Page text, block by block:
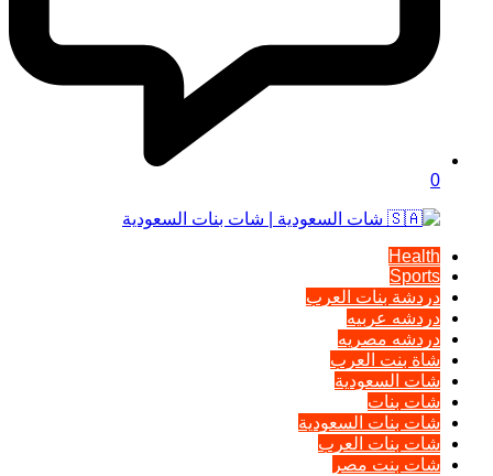
0
Health
Sports
دردشة بنات العرب
دردشه عربيه
دردشه مصريه
شاة بنت العرب
شات السعودية
شات بنات
شات بنات السعودية
شات بنات العرب
شات بنت مصر